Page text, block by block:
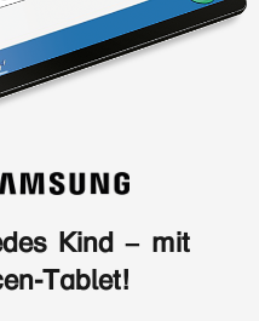
Kind – mit
Tablet!